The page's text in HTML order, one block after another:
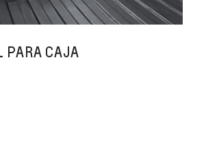
PARA CAJA